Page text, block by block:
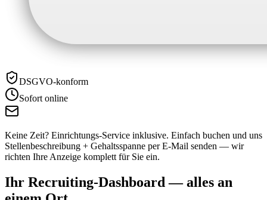
DSGVO-konform
Sofort online
Keine Zeit? Einrichtungs-Service inklusive. Einfach buchen und uns
Stellenbeschreibung + Gehaltsspanne per E-Mail senden — wir
richten Ihre Anzeige komplett für Sie ein.
Ihr Recruiting-Dashboard — alles an